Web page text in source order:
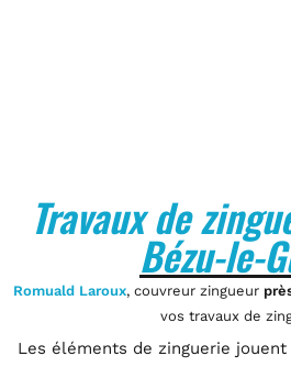
Travaux de
Bézu-le-
Romuald Laroux, couvreur zingueur
vos travaux de
Les éléments de zinguerie